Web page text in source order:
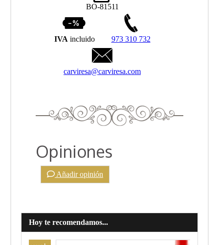
BO-81511
IVA incluido 973 310 732
carviresa@carviresa.com
Opiniones
Añadir opinión
Hoy te recomendamos...